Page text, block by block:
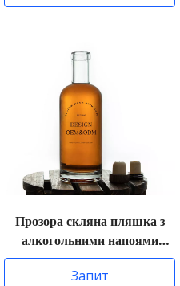
Прозора скляна пляшка з
алкогольними напоями
Aspect
Запит